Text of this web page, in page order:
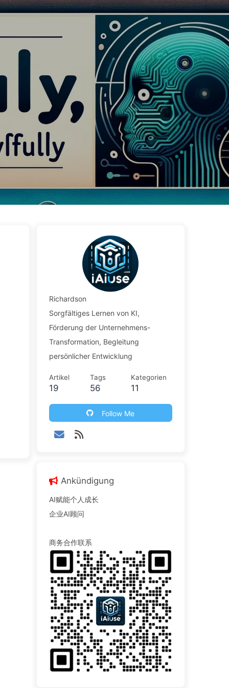
Kategorien Links Über uns 🇩🇪 Deutsch
Richardson
Sorgfältiges Lernen von KI,
Förderung der Unternehmens-
Transformation, Begleitung
persönlicher Entwicklung
Artikel
19
Tags
56
Kategorien
11
Follow Me
Ankündigung
AI赋能个人成长
企业AI顾问
商务合作联系